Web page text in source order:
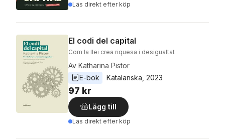
Läs direkt efter köp
El codi del capital
Com la llei crea riquesa i desigualtat
Av Katharina Pistor
E-bok
Katalanska 2023
97 kr
Lägg till
Läs direkt efter köp